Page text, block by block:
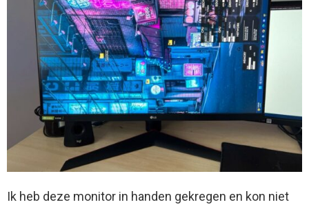
Ik heb deze monitor in handen gekregen en kon niet